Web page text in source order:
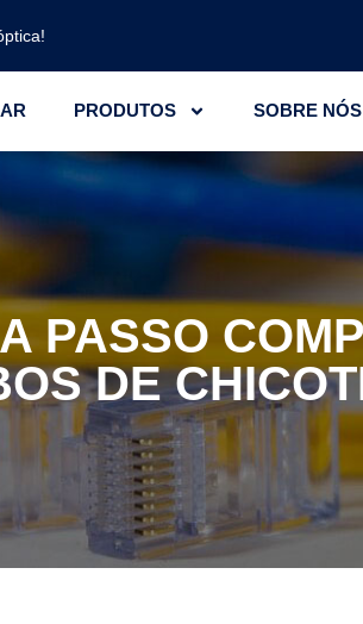
PRODUTOS SOBRE NÓS
PASSO
DE